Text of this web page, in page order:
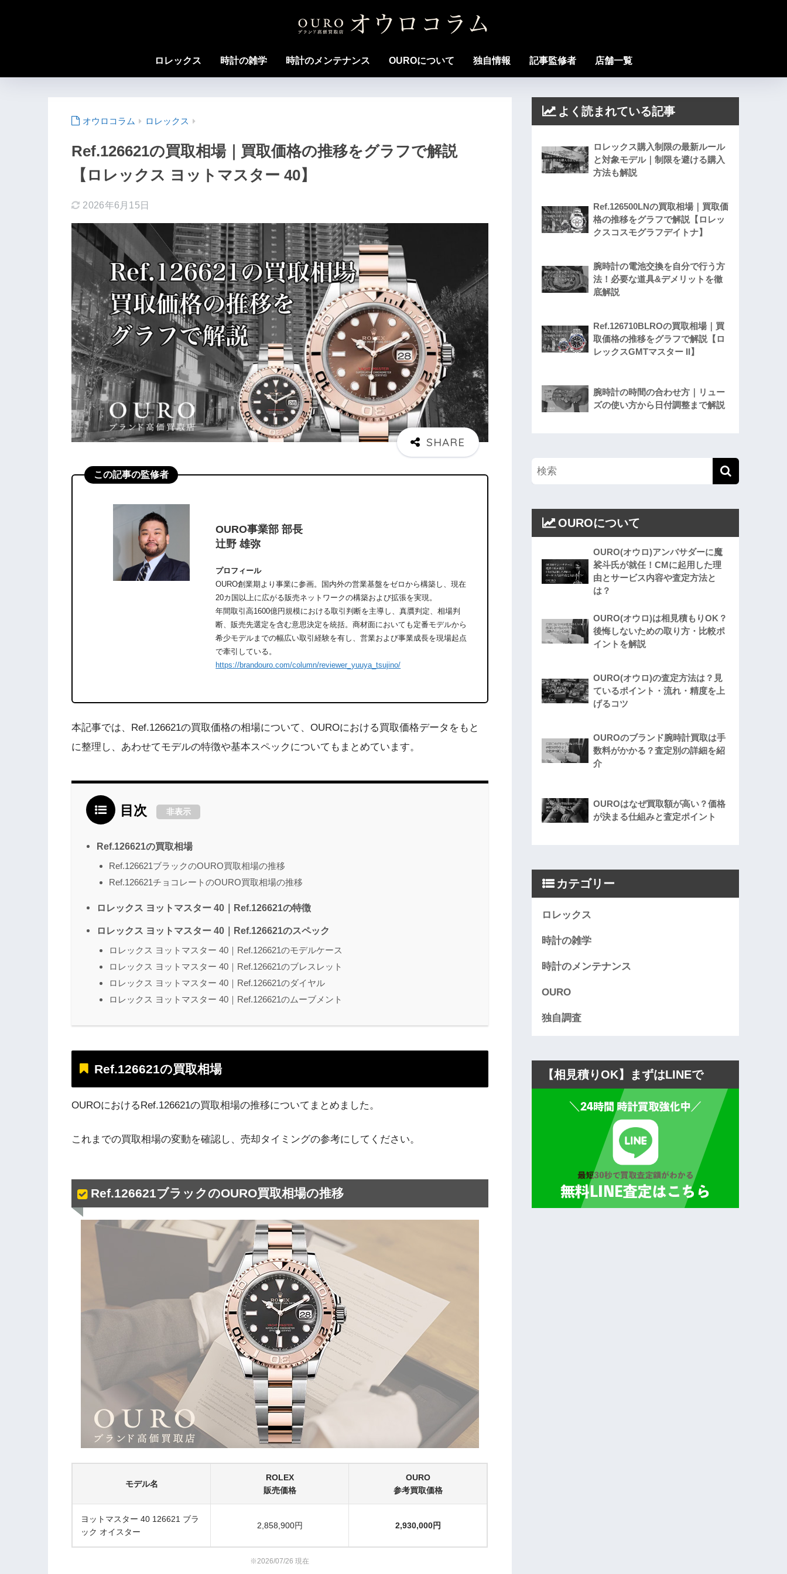
ロレックス 時計の雑学 時計のメンテナンス OUROについて 独自情報 記事監修者 店舗一覧
ロレックス
Ref.126621の買取相場｜買取価格の推移をグラフで解説
【ロレックス ヨットマスター 40】
2026年6月15日
この記事の監修者
OURO事業部 部長
辻野 雄弥
プロフィール
OURO創業期より事業に参画。国内外の営業基盤をゼロから構築し、現在
20カ国以上に広がる販売ネットワークの構築および拡張を実現。
年間取引高1600億円規模における取引判断を主導し、真贋判定、相場判
断、販売先選定を含む意思決定を統括。商材面においても定番モデルから
希少モデルまでの幅広い取引経験を有し、営業および事業成長を現場起点
で牽引している。
https://brandouro.com/column/reviewer_yuuya_tsujino/
本記事では、Ref.126621の買取価格の相場について、OUROにおける買取価格データをもと
に整理し、あわせてモデルの特徴や基本スペックについてもまとめています。
目次 非表示
Ref.126621の買取相場
Ref.126621ブラックのOURO買取相場の推移
Ref.126621チョコレートのOURO買取相場の推移
ロレックス ヨットマスター 40｜Ref.126621の特徴
ロレックス ヨットマスター 40｜Ref.126621のスペック
ロレックス ヨットマスター 40｜Ref.126621のモデルケース
ロレックス ヨットマスター 40｜Ref.126621のブレスレット
ロレックス ヨットマスター 40｜Ref.126621のダイヤル
ロレックス ヨットマスター 40｜Ref.126621のムーブメント
Ref.126621の買取相場
OUROにおけるRef.126621の買取相場の推移についてまとめました。
これまでの買取相場の変動を確認し、売却タイミングの参考にしてください。
Ref.126621ブラックのOURO買取相場の推移
モデル名
ROLEX
販売価格
OURO
参考買取価格
ヨットマスター 40 126621 ブラ
ック オイスター
2,858,900円 2,930,000円
※2026/07/26 現在
よく読まれている記事
ロレックス購入制限の最新ルール
と対象モデル｜制限を避ける購入
方法も解説
Ref.126500LNの買取相場｜買取価
格の推移をグラフで解説【ロレッ
クスコスモグラフデイトナ】
腕時計の電池交換を自分で行う方
法！必要な道具&デメリットを徹
底解説
Ref.126710BLROの買取相場｜買
取価格の推移をグラフで解説【ロ
レックスGMTマスター II】
腕時計の時間の合わせ方｜リュー
ズの使い方から日付調整まで解説
OUROについて
OURO(オウロ)アンバサダーに魔
裟斗氏が就任！CMに起用した理
由とサービス内容や査定方法と
は？
OURO(オウロ)は相見積もりOK？
後悔しないための取り方・比較ポ
イントを解説
OURO(オウロ)の査定方法は？見
ているポイント・流れ・精度を上
げるコツ
OUROのブランド腕時計買取は手
数料がかかる？査定別の詳細を紹
介
OUROはなぜ買取額が高い？価格
が決まる仕組みと査定ポイント
カテゴリー
ロレックス
時計の雑学
時計のメンテナンス
OURO
独自調査
【相見積りOK】まずはLINEで